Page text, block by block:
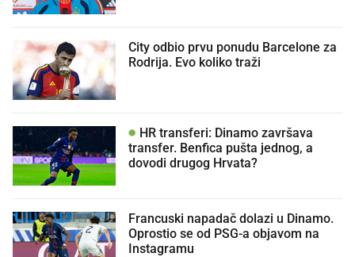
City odbio prvu ponudu Barcelone za
Rodrija. Evo koliko traži
HR transferi: Dinamo završava
transfer. Benfica pušta jednog, a
dovodi drugog Hrvata?
Francuski napadač dolazi u Dinamo.
Oprostio se od PSG-a objavom na
Instagramu